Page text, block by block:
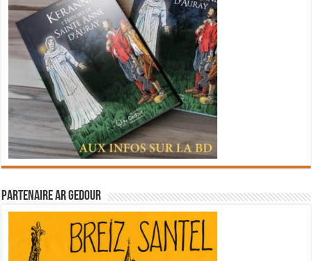
Partenaire Ar Gedour